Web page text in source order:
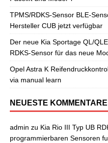
TPMS/RDKS-Sensor BLE-
Hersteller CUB jetzt verfügbar
Der neue Kia Sportage QL/
RDKS-Sensor für das neue
Opel Astra K
via manual learn
NEUESTE KOMMENTARE
admin zu Kia Rio III Typ UB
programmierbaren Sensoren